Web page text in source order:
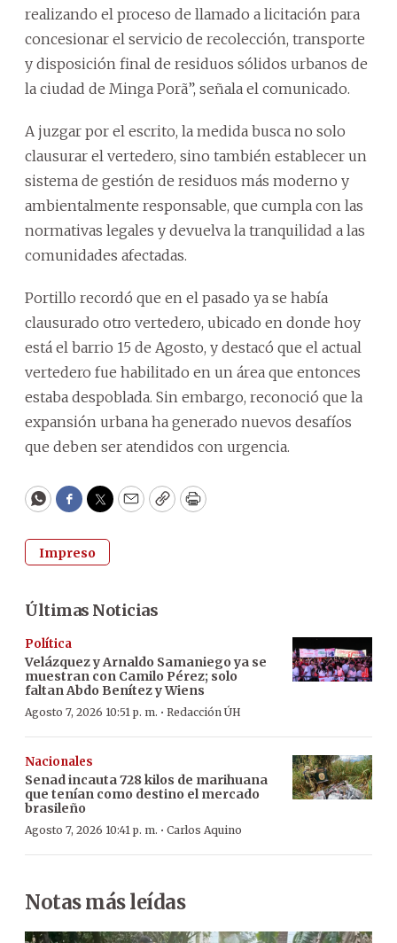
realizando el proceso de llamado a licitación para
concesionar el servicio de recolección, transporte
y disposición final de residuos sólidos urbanos de
la ciudad de Minga Porã”, señala el comunicado.
A juzgar por el escrito, la medida busca no solo
clausurar el vertedero, sino también establecer un
sistema de gestión de residuos más moderno y
ambientalmente responsable, que cumpla con las
normativas legales y devuelva la tranquilidad a las
comunidades afectadas.
Portillo recordó que en el pasado ya se había
clausurado otro vertedero, ubicado en donde hoy
está el barrio 15 de Agosto, y destacó que el actual
vertedero fue habilitado en un área que entonces
estaba despoblada. Sin embargo, reconoció que la
expansión urbana ha generado nuevos desafíos
que deben ser atendidos con urgencia.
WhatsApp
Facebook
Twitter
EmailCopyPrint
Impreso
Últimas Noticias
Política
Velázquez y Arnaldo Samaniego ya se
muestran con Camilo Pérez; solo
faltan Abdo Benítez y Wiens
Agosto 7, 2026 10:51 p. m. · Redacción ÚH
Nacionales
Senad incauta 728 kilos de marihuana
que tenían como destino el mercado
brasileño
Agosto 7, 2026 10:41 p. m. · Carlos Aquino
Notas más leídas